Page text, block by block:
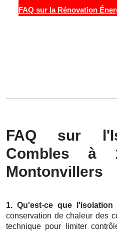
FAQ sur la Rénovation
FAQ sur
Combles à
Montonvillers
1. Qu'est-ce que
conservation de chaleur des
technique pour limiter